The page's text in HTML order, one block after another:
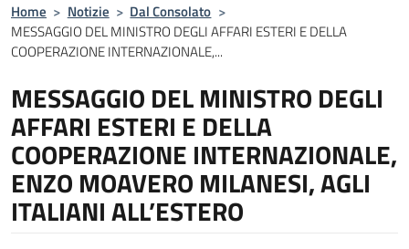
Home > Notizie > Dal Consolato >
MESSAGGIO DEL MINISTRO DEGLI AFFARI ESTERI E DELLA
COOPERAZIONE INTERNAZIONALE,...
MESSAGGIO DEL MINISTRO DEGLI
AFFARI ESTERI E DELLA
COOPERAZIONE INTERNAZIONALE,
ENZO MOAVERO MILANESI, AGLI
ITALIANI ALL’ESTERO